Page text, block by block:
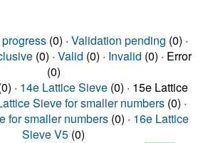
progress(0) · Validation pending (0) ·
(0) · Valid (0) · Invalid (0) · Error
(0)
· 14e Lattice Sieve (0) · 15e Lattice
Sieve for smaller numbers (0) ·
for smaller numbers (0) · 16e Lattice
Sieve V5 (0)